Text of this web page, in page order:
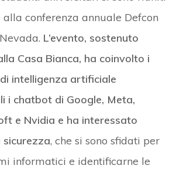
conferenza annuale Defcon
L’evento, sostenuto
Casa Bianca, ha coinvolto i
intelligenza artificiale
i chatbot di Google, Meta,
e Nvidia e ha interessato
, che si sono sfidati per
informatici e identificarne le